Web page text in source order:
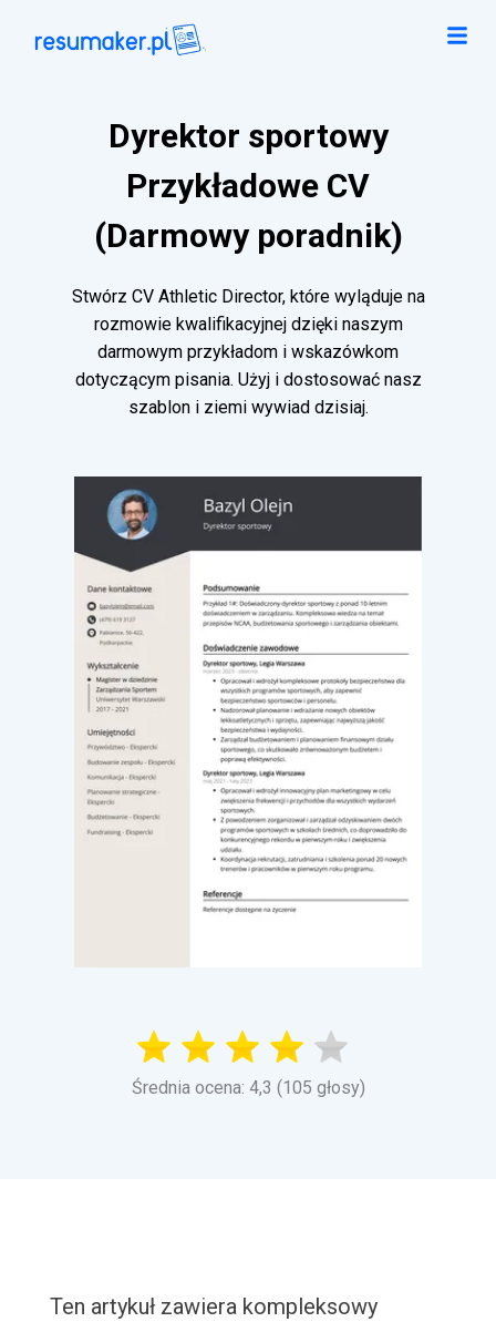
Dyrektor sportowy
Przykładowe CV
(Darmowy poradnik)
Stwórz CV Athletic Director, które wyląduje na
rozmowie kwalifikacyjnej dzięki naszym
darmowym przykładom i wskazówkom
dotyczącym pisania. Użyj i dostosować nasz
szablon i ziemi wywiad dzisiaj.
Średnia ocena: 4,3 (105 głosy)
Ten artykuł zawiera kompleksowy